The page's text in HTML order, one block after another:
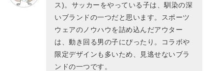
ス)。サッカーをやっている子は、馴染の深
いブランドの一つだと思います。スポーツ
ウェアのノウハウを詰め込んだアウター
は、動き回る男の子にぴったり。コラボや
限定デザインも多いため、見逃せないブラ
ンドの一つです。